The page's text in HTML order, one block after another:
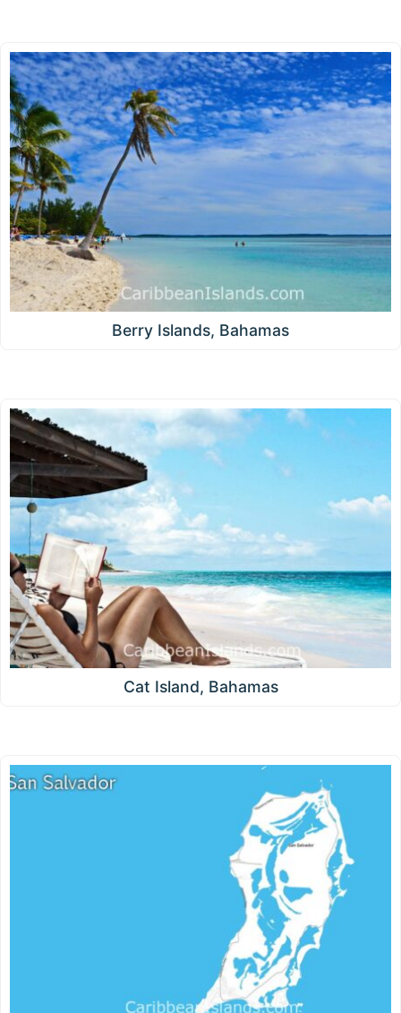
Berry Islands, Bahamas
Cat Island, Bahamas